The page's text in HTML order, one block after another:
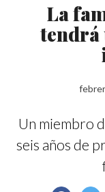
La
tendrá
Un miembro
seis años de